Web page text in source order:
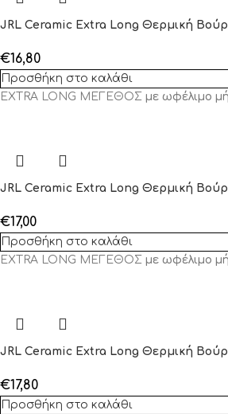
JRL Ceramic Extra Long Θερμική
€16,80
Προσθήκη στο καλάθι
EXTRA LONG ΜΕΓΕΘΟΣ με ωφέλιμο
JRL Ceramic Extra Long Θερμική
€17,00
Προσθήκη στο καλάθι
EXTRA LONG ΜΕΓΕΘΟΣ με ωφέλιμο
JRL Ceramic Extra Long Θερμική
€17,80
Προσθήκη στο καλάθι